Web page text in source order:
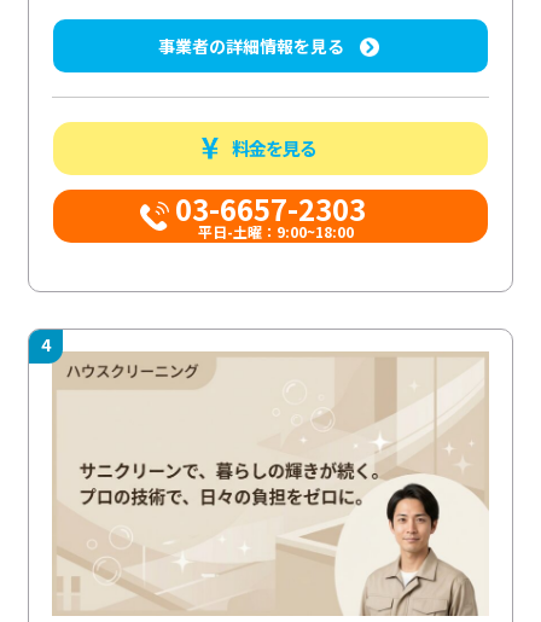
事業者の詳細情報を見る
料金を見る
03-6657-2303
平日-土曜：9:00~18:00
4